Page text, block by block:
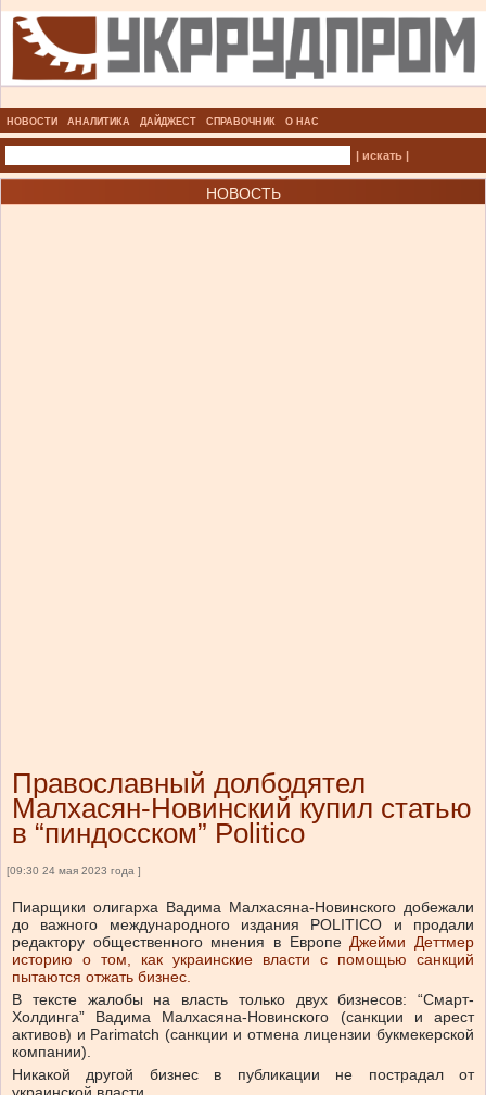
НОВОСТИ АНАЛИТИКА ДАЙДЖЕСТ СПРАВОЧНИК О НАС
| искать |
НОВОСТЬ
Православный долбодятел
Малхасян-Новинский купил статью
в “пиндосском” Politico
[09:30 24 мая 2023 года ]
Пиарщики олигарха Вадима Малхасяна-Новинского добежали
до важного международного издания POLITICO и продали
редактору общественного мнения в ЕвропеДжейми Деттмер
историю о том, как украинские власти с помощью санкций
пытаются отжать бизнес.
В тексте жалобы на власть только двух бизнесов: “Смарт-
Холдинга” Вадима Малхасяна-Новинского (санкции и арест
активов) и Parimatch (санкции и отмена лицензии букмекерской
компании).
Никакой другой бизнес в публикации не пострадал от